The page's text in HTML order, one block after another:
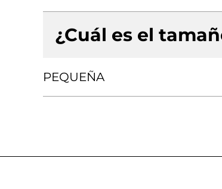
¿Cuál es el
PEQUEÑA